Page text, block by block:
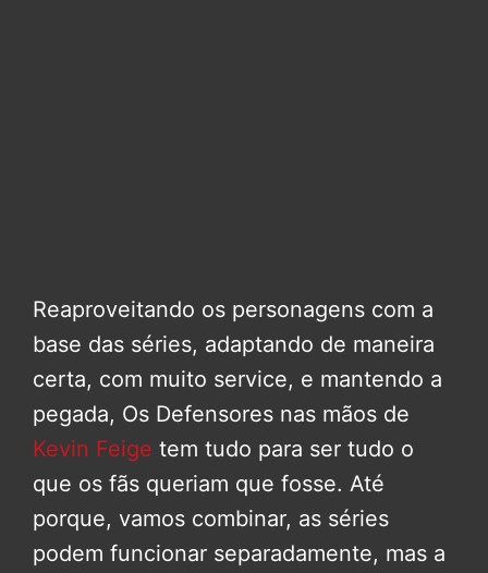
Reaproveitando os personagens com a
base das séries, adaptando de maneira
certa, com muito service, e mantendo a
pegada, Os Defensores nas mãos de
Kevin Feige tem tudo para ser tudo o
que os fãs queriam que fosse. Até
porque, vamos combinar, as séries
podem funcionar separadamente, mas a